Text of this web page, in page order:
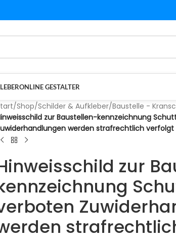
ONLINE GESTALTER
/Shop/Schilder & Aufkleber/Baustelle -
zur Baustellen-kennzeichnung
werden strafrechtlich verfolgt
zur